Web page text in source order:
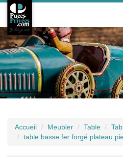
Accueil Meubler Table
table basse fer forgé plateau